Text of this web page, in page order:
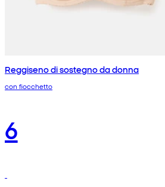
Reggiseno di sostegno da donna
con fiocchetto
6